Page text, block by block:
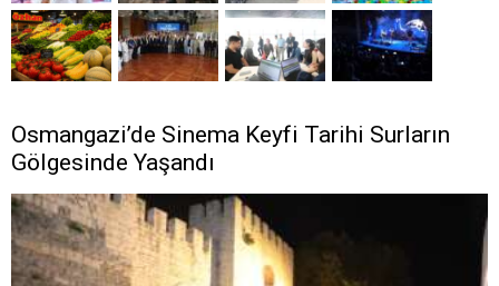
Osmangazi’de Sinema Keyfi Tarihi Surların
Gölgesinde Yaşandı